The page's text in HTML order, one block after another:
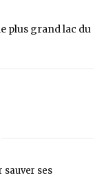
plus grand lac du
sauver ses